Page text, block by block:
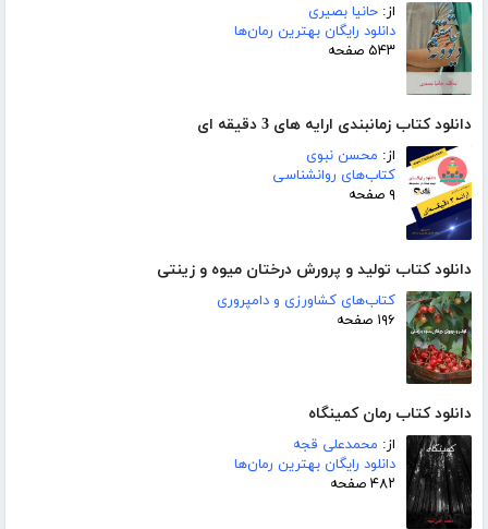
از: حانیا بصیری
دانلود رایگان بهترین رمان‌ها
۵۴۳ صفحه
دانلود کتاب زمانبندی ارایه های 3 دقیقه ای
از: محسن نبوی
کتاب‌های روانشناسی
۹ صفحه
دانلود کتاب تولید و پرورش درختان میوه و زینتی
کتاب‌های کشاورزی و دامپروری
۱۹۶ صفحه
دانلود کتاب رمان کمینگاه
از: محمدعلی قجه
دانلود رایگان بهترین رمان‌ها
۴۸۲ صفحه